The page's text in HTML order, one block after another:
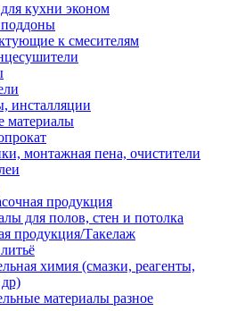
кухни эконом
к смесителям
инсталляции
материалы
монтажная пена, очистители
продукция
для полов, стен и потолка
продукция/Такелаж
химия (смазки, реагенты,
материалы разное